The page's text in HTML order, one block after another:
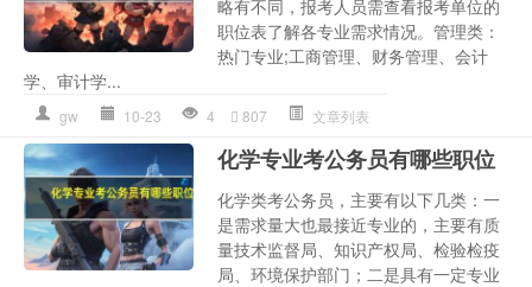
略有不同，报考人员需查看报考单位的
职位表了解各专业需求情况。管理类：
热门专业;工商管理、财务管理、会计
学、审计学...
gw 10-23 4 807 文章列表
化学专业考公务员有哪些职位
化学类考公务员，主要有以下几类：一
是需求量大也最接近专业的，主要有质
量技术监督局、知识产权局、检验检疫
局、环境保护部门；二是具有一定专业